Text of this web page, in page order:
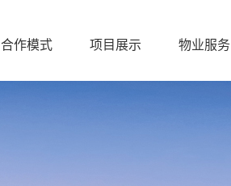
合作模式 项目展示 物业服务